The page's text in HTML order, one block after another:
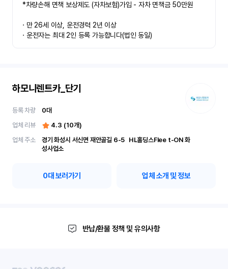
ㆍ만 26세 이상, 운전경력 2년 이상
ㆍ운전자는 최대 2인 등록 가능합니다(법인 동일)
하모니렌트카_단기
등록 차량 0대
업체 리뷰
4.3 (10개)
업체 주소
경기 화성시 서신면 재안골길 6-5	 HL홀딩스Flee t-ON 화
성사업소
0대 보러가기 업체 소개 및 정보
반납/환불 정책 및 유의사항